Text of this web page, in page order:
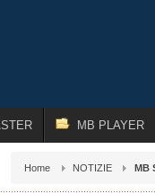
MB PLAYER
Home NOTIZIE MB